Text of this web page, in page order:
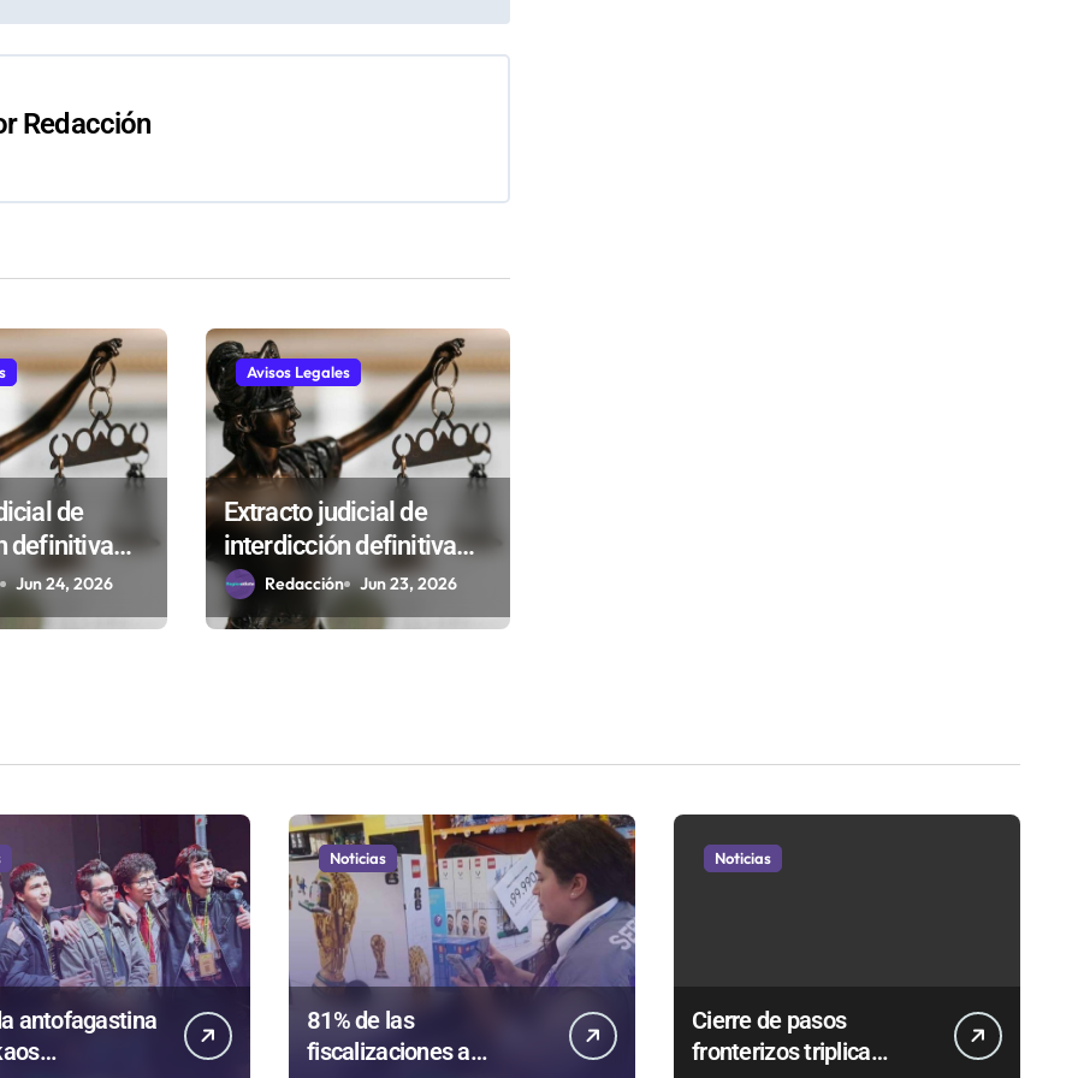
Redacción
de
definitiva
2025
Jun 24, 2026
Avisos Legales
Extracto judicial de
interdicción definitiva
causa V-450-2025
Redacción Jun 23, 2026
antofagastina
Noticias
81% de las
fiscalizaciones a
Noticias
Cierre de pasos
fronterizos triplica